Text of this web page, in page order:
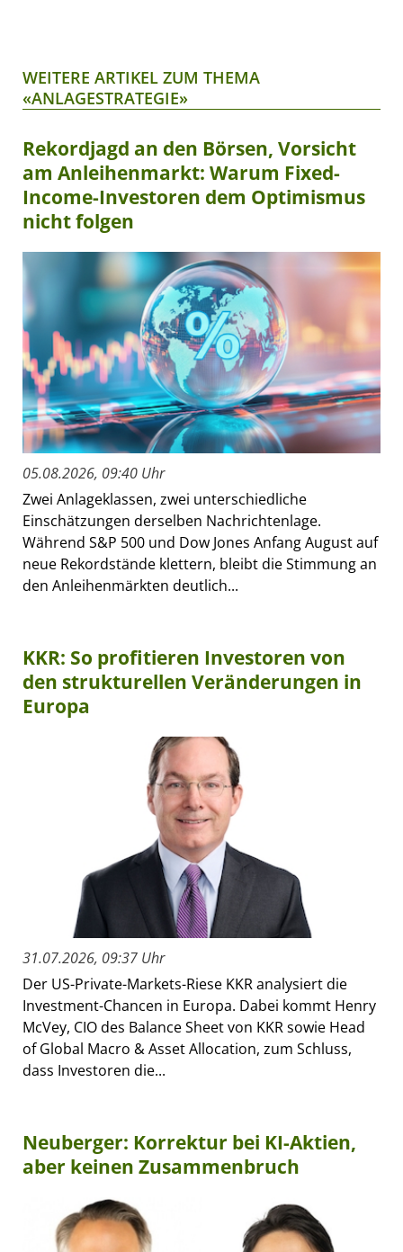
WEITERE ARTIKEL ZUM THEMA
«ANLAGESTRATEGIE»
Rekordjagd an den Börsen, Vorsicht
am Anleihenmarkt: Warum Fixed-
Income-Investoren dem Optimismus
nicht folgen
05.08.2026, 09:40 Uhr
Zwei Anlageklassen, zwei unterschiedliche
Einschätzungen derselben Nachrichtenlage.
Während S&P 500 und Dow Jones Anfang August auf
neue Rekordstände klettern, bleibt die Stimmung an
den Anleihenmärkten deutlich...
KKR: So profitieren Investoren von
den strukturellen Veränderungen in
Europa
31.07.2026, 09:37 Uhr
Der US-Private-Markets-Riese KKR analysiert die
Investment-Chancen in Europa. Dabei kommt Henry
McVey, CIO des Balance Sheet von KKR sowie Head
of Global Macro & Asset Allocation, zum Schluss,
dass Investoren die...
Neuberger: Korrektur bei KI-Aktien,
aber keinen Zusammenbruch